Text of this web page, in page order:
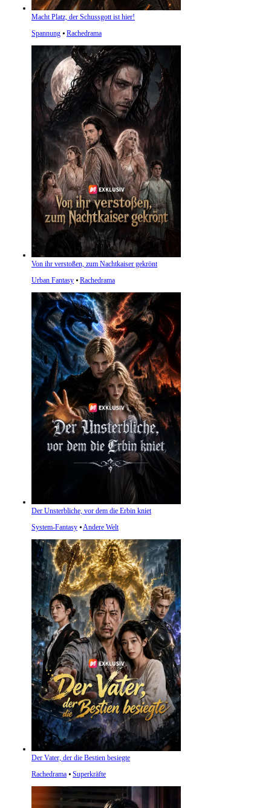
Macht Platz, der Schussgott ist hier!
Spannung ⦁ Rachedrama
Von ihr verstoßen, zum Nachtkaiser gekrönt
Urban Fantasy ⦁ Rachedrama
Der Unsterbliche, vor dem die Erbin kniet
System-Fantasy ⦁Andere Welt
Der Vater, der die Bestien besiegte
Rachedrama ⦁ Superkräfte